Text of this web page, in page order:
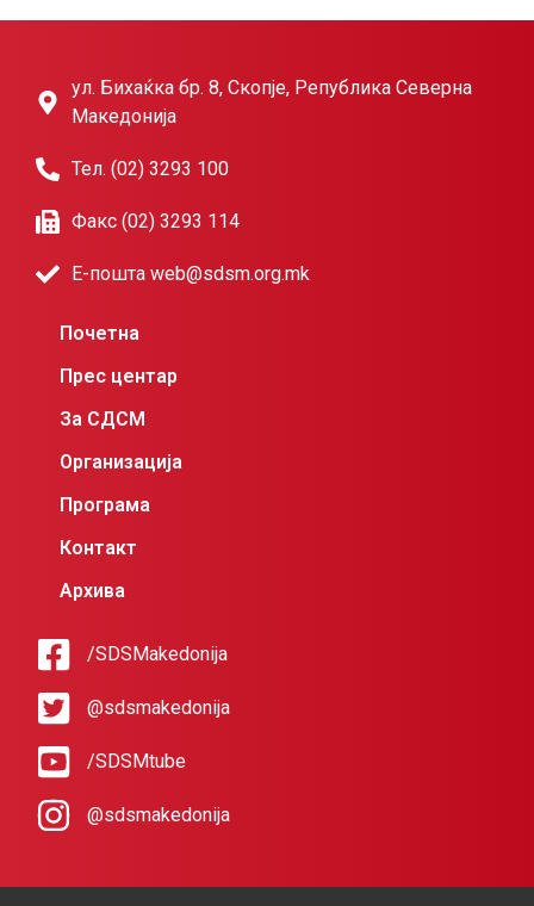
ул. Бихаќка бр. 8, Скопје, Република Северна
Македонија
Тел. (02) 3293 100
Факс (02) 3293 114
Е-пошта web@sdsm.org.mk
Почетна
Прес центар
За СДСМ
Организација
Програма
Контакт
Архива
/SDSMakedonija
@sdsmakedonija
/SDSMtube
@sdsmakedonija